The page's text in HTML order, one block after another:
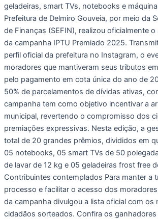
geladeiras, smart TVs, notebooks e
Prefeitura de Delmiro Gouveia, por meio da
de Finanças (SEFIN), realizou oficialmente
da campanha IPTU Premiado 2025.
perfil oficial da prefeitura no Instagram, o
moradores que mantiveram seus tributos
pelo pagamento em cota única do ano de
50% de parcelamentos de dívidas ativas,
campanha tem como objetivo incentivar a
municipal, revertendo o compromisso dos
premiações expressivas. Nesta edição, a
total de 20 grandes prêmios, divididos em
05 notebooks, 05 smart TVs de 50
de lavar de 12 kg e 05 geladeiras frost free
Contribuintes contemplados Para manter a
processo e facilitar o acesso dos
da campanha divulgou a lista oficial com os
cidadãos sorteados. Confira os